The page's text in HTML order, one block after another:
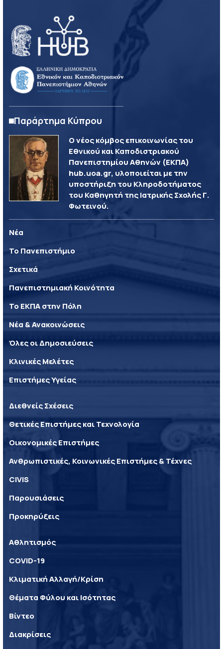
Παράρτημα Κύπρου
Ο νέος κόμβος επικοινωνίας του
Εθνικού και Καποδιστριακού
Πανεπιστημίου Αθηνών (ΕΚΠΑ)
hub.uoa.gr, υλοποιείται με την
υποστήριξη του Κληροδοτήματος
του Καθηγητή της Ιατρικής Σχολής Γ.
Φωτεινού.
Νέα
Το Πανεπιστήμιο
Σχετικά
Πανεπιστημιακή Κοινότητα
Το ΕΚΠΑ στην Πόλη
Νέα & Ανακοινώσεις
Όλες οι Δημοσιεύσεις
Κλινικές Μελέτες
Επιστήμες Υγείας
Διεθνείς Σχέσεις
Θετικές Επιστήμες και Τεχνολογία
Οικονομικές Επιστήμες
Ανθρωπιστικές, Κοινωνικές Επιστήμες & Τέχνες
CIVIS
Παρουσιάσεις
Προκηρύξεις
Αθλητισμός
COVID-19
Κλιματική Αλλαγή/Κρίση
Θέματα Φύλου και Ισότητας
Βίντεο
Διακρίσεις